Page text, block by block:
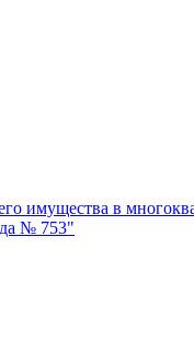
имущества в
№ 753"